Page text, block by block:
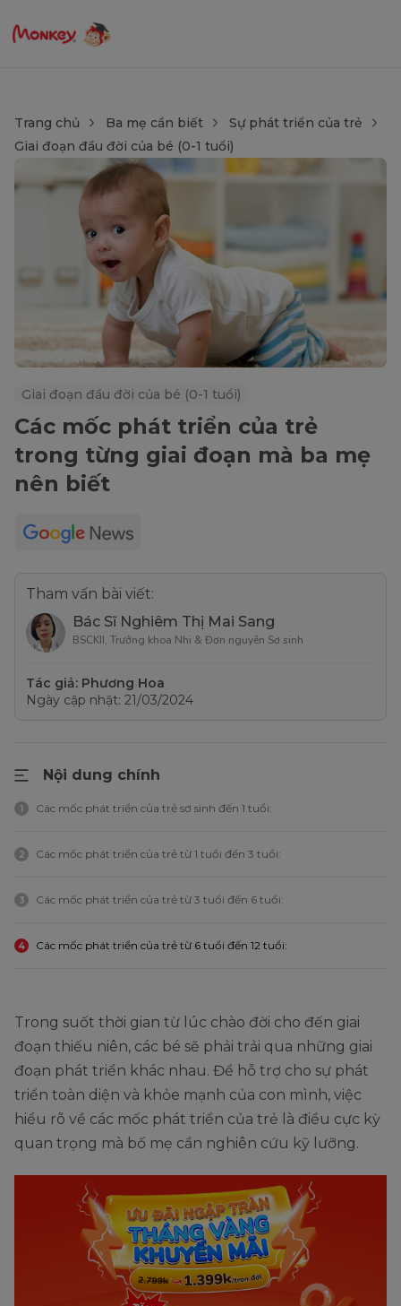
Trang chủ Ba mẹ cần biết
Sự phát triển của trẻ
Giai đoạn đầu đời của bé (0-1 tuổi)
Giai đoạn đầu đời của bé (0-1 tuổi)
Các mốc phát triển của trẻ
trong từng giai đoạn mà ba mẹ
nên biết
Tham vấn bài viết:
Bác Sĩ Nghiêm Thị Mai Sang
BSCKII, Trưởng khoa Nhi & Đơn nguyên Sơ sinh
Tác giả: Phương Hoa
Ngày cập nhật: 21/03/2024
Nội dung chính
1 Các mốc phát triển của trẻ sơ sinh đến 1 tuổi:
2 Các mốc phát triển của trẻ từ 1 tuổi đến 3 tuổi:
3 Các mốc phát triển của trẻ từ 3 tuổi đến 6 tuổi:
4 Các mốc phát triển của trẻ từ 6 tuổi đến 12 tuổi:
Trong suốt thời gian từ lúc chào đời cho đến giai
đoạn thiếu niên, các bé sẽ phải trải qua những giai
đoạn phát triển khác nhau. Để hỗ trợ cho sự phát
triển toàn diện và khỏe mạnh của con mình, việc
hiểu rõ về các mốc phát triển của trẻ là điều cực kỳ
quan trọng mà bố mẹ cần nghiên cứu kỹ lưỡng.